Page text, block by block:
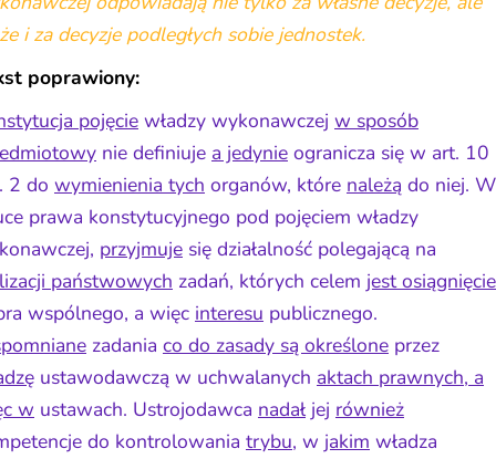
i za decyzje podległych sobie jednostek.
poprawiony:
pojęcie władzy wykonawczej w sposób
nie definiuje a jedynie ogranicza się w art. 10
2 do wymienienia tych organów, które należą do niej. W
prawa konstytucyjnego pod pojęciem władzy
przyjmuje się działalność polegającą na
państwowych zadań, których celem jest osiągnięcie
wspólnego, a więc interesu publicznego.
zadania co do zasady są określone przez
ustawodawczą w uchwalanych aktach prawnych, a
w ustawach. Ustrojodawca nadał jej również
do kontrolowania trybu, w jakim władza